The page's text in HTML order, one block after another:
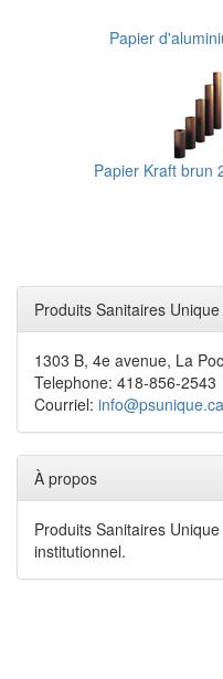
Papier
Papier Kraft brun
Produits Sanitaires
1303 B, 4e avenue, La
Telephone: 418-856-2543
Courriel: info@psunique.ca
À propos
Produits Sanitaires
institutionnel.